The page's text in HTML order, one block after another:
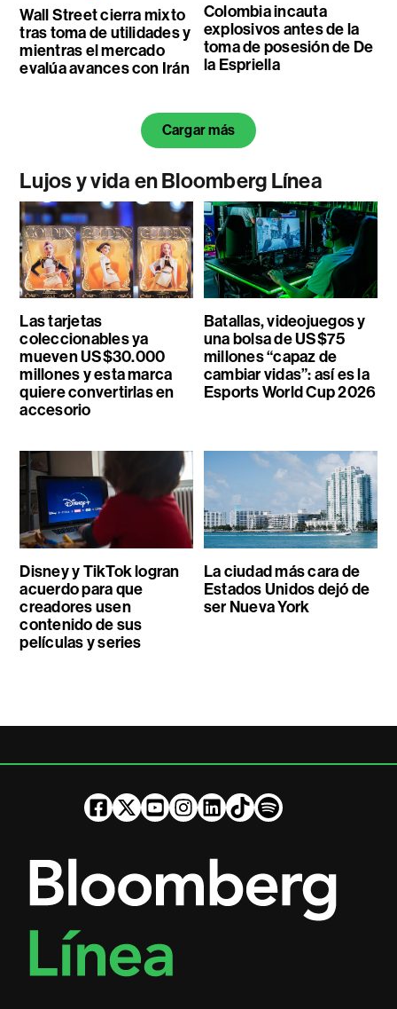
Wall Street cierra mixto
tras toma de utilidades y
mientras el mercado
evalúa avances con Irán
Colombia incauta
explosivos antes de la
toma de posesión de De
la Espriella
Cargar más
Lujos y vida en Bloomberg Línea
Las tarjetas
coleccionables ya
mueven US$30.000
millones y esta marca
quiere convertirlas en
accesorio
Batallas, videojuegos y
una bolsa de US$75
millones “capaz de
cambiar vidas”: así es la
Esports World Cup 2026
Disney y TikTok logran
acuerdo para que
creadores usen
contenido de sus
películas y series
La ciudad más cara de
Estados Unidos dejó de
ser Nueva York